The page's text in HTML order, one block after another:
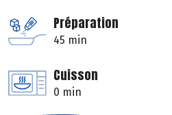
Préparation
45 min
Cuisson
0 min